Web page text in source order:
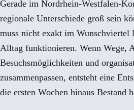
Gerade im Nordrhein-Westfalen-
regionale Unterschiede groß sein
muss nicht exakt im Wunschviertel
Alltag funktionieren. Wenn Wege,
Besuchsmöglichkeiten und
zusammenpassen, entsteht eine
die ersten Wochen hinaus Bestand